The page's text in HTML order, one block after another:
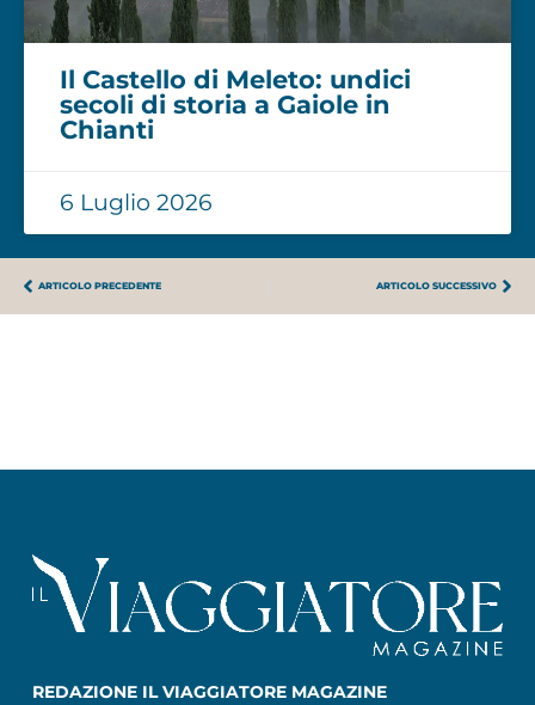
Il Castello di Meleto: undici
secoli di storia a Gaiole in
Chianti
6 Luglio 2026
ARTICOLO PRECEDENTE ARTICOLO SUCCESSIVO
REDAZIONE IL VIAGGIATORE MAGAZINE